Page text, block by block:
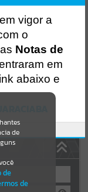
de
de
de
vigor a
o
Notas de
em
abaixo e
EST-000040
cidadao/
472019-